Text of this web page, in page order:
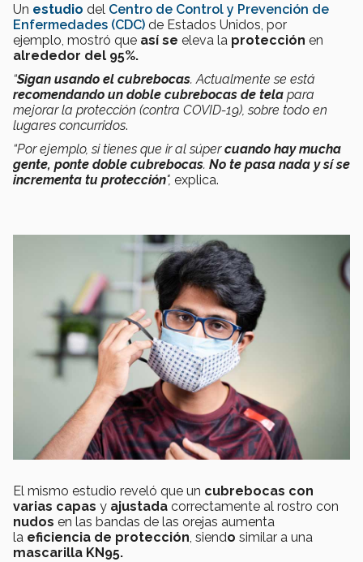
Un estudio del Centro de Control y Prevención de
Enfermedades (CDC) de Estados Unidos, por
ejemplo, mostró que así se eleva la protección en
alrededor del 95%.
“Sigan usando el cubrebocas. Actualmente se está
recomendando un doble cubrebocas de tela para
mejorar la protección (contra COVID-19), sobre todo en
lugares concurridos.
“Por ejemplo, si tienes que ir al súpercuando hay mucha
gente, ponte doble cubrebocas. No te pasa nada y sí se
incrementa tu protección", explica.
El mismo estudio reveló que un cubrebocas con
varias capas y ajustada correctamente al rostro con
nudos en las bandas de las orejas aumenta
la eficiencia de protección, siendo similar a una
mascarilla KN95.